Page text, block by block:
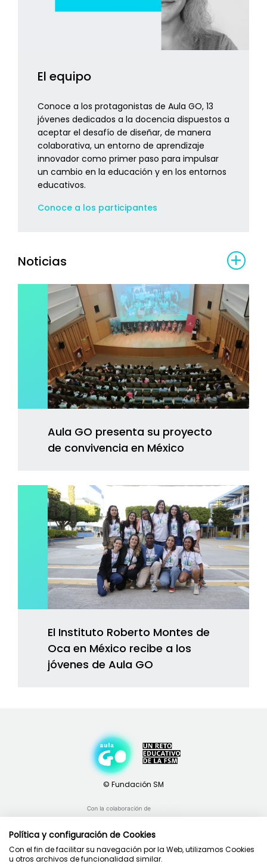
El equipo
Conoce a los protagonistas de Aula GO, 13
jóvenes dedicados a la docencia dispuestos a
aceptar el desafío de diseñar, de manera
colaborativa, un entorno de aprendizaje
innovador como primer paso para impulsar
un cambio en la educación y en los entornos
educativos.
Conoce a los participantes
Noticias
Aula GO presenta su proyecto
de convivencia en México
El Instituto Roberto Montes de
Oca en México recibe a los
jóvenes de Aula GO
Política y configuración de Cookies
Con el fin de facilitar su navegación por la Web, utilizamos Cookies
u otros archivos de funcionalidad similar.